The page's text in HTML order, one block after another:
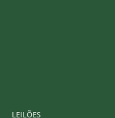
LEILÕES